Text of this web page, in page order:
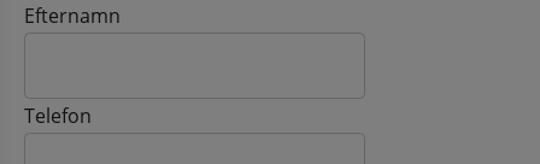
Efternamn
Telefon